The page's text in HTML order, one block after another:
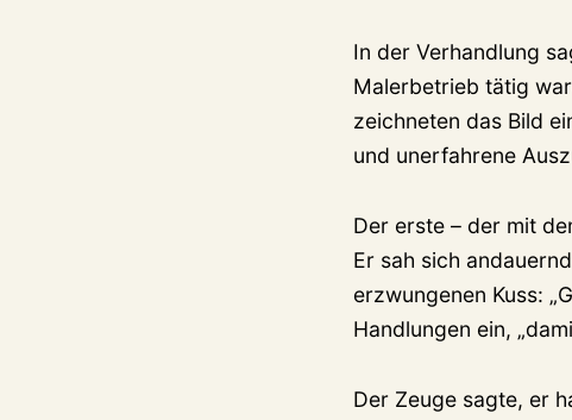
In der Verhandlung
Malerbetrieb tätig
zeichneten das Bild
und unerfahrene
Der erste – der mit
Er sah sich
erzwungenen Kuss:
Handlungen ein,
Der Zeuge sagte, er